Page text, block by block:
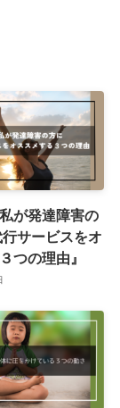
が発達障害の
サービスをオ
つの理由』